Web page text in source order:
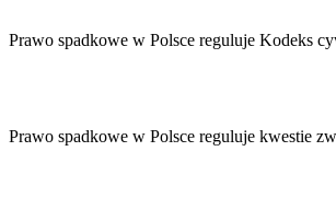
Prawo spadkowe w Polsce reguluje Kodeks
Prawo spadkowe w Polsce reguluje kwestie
wpisu